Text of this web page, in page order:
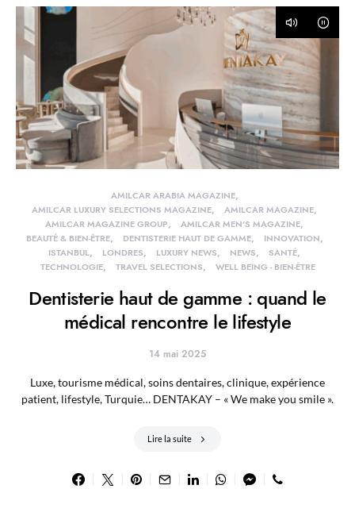
AMILCAR ARABIA MAGAZINE
AMILCAR LUXURY SELECTIONS MAGAZINE
AMILCAR MAGAZINE
AMILCAR MAGAZINE GROUP
AMILCAR MEN'S MAGAZINE
BEAUTÉ & BIEN-ÊTRE
DENTISTERIE HAUT DE GAMME
INNOVATION
ISTANBUL
LONDRES LUXURY NEWS NEWS
SANTÉ
TECHNOLOGIE
TRAVEL SELECTIONS WELL BEING - BIEN-ÊTRE
Dentisterie haut de gamme : quand le
médical rencontre le lifestyle
14 mai 2025
Luxe, tourisme médical, soins dentaires, clinique, expérience
patient, lifestyle, Turquie… DENTAKAY – « We make you smile ».
Lire la suite